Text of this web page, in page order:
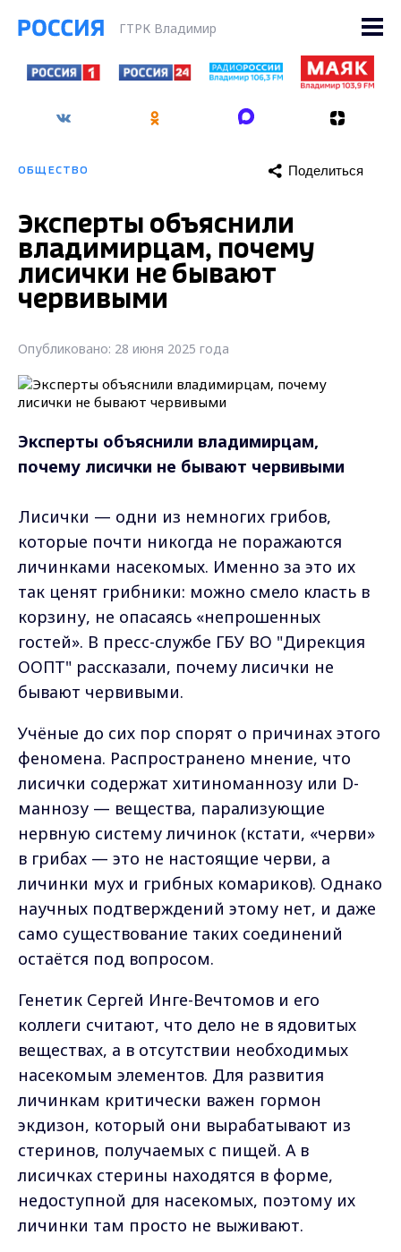
ГТРК Владимир
ОБЩЕСТВО Поделиться
Эксперты объяснили
владимирцам, почему
лисички не бывают
червивыми
Опубликовано: 28 июня 2025 года
Эксперты объяснили владимирцам,
почему лисички не бывают червивыми
Лисички — одни из немногих грибов,
которые почти никогда не поражаются
личинками насекомых. Именно за это их
так ценят грибники: можно смело класть в
корзину, не опасаясь «непрошенных
гостей». В пресс-службе ГБУ ВО "Дирекция
ООПТ" рассказали, почему лисички не
бывают червивыми.
Учёные до сих пор спорят о причинах этого
феномена. Распространено мнение, что
лисички содержат хитиноманнозу или D-
маннозу — вещества, парализующие
нервную систему личинок (кстати, «черви»
в грибах — это не настоящие черви, а
личинки мух и грибных комариков). Однако
научных подтверждений этому нет, и даже
само существование таких соединений
остаётся под вопросом.
Генетик Сергей Инге-Вечтомов и его
коллеги считают, что дело не в ядовитых
веществах, а в отсутствии необходимых
насекомым элементов. Для развития
личинкам критически важен гормон
экдизон, который они вырабатывают из
стеринов, получаемых с пищей. А в
лисичках стерины находятся в форме,
недоступной для насекомых, поэтому их
личинки там просто не выживают.